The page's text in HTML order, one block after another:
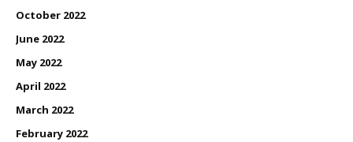
October 2022
June 2022
May 2022
April 2022
March 2022
February 2022